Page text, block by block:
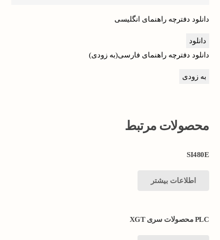
دانلود دفترچه راهنمای انگلیسی
دانلود
دانلود دفترچه راهنمای فارسی(به زودی)
به زودی
محصولات مرتبط
SI480E
اطلاعات بیشتر
PLC محصولات سری XGT